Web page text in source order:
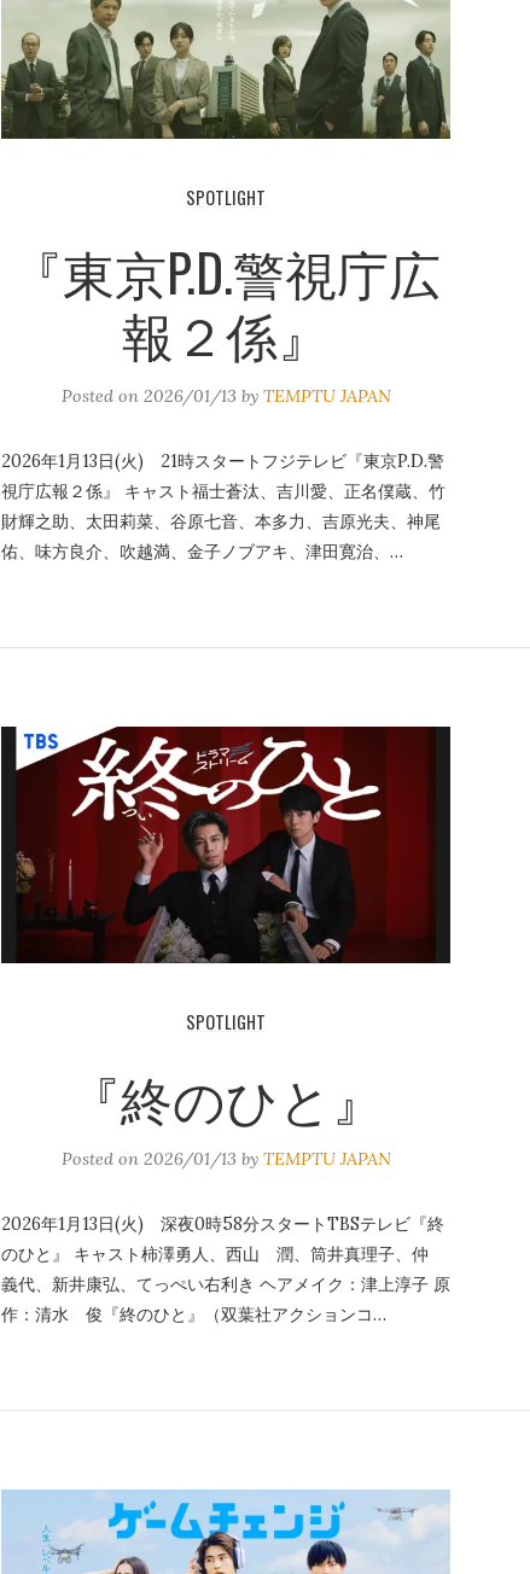
SPOTLIGHT
『東京P.D.警視庁広
報２係』
Posted on 2026/01/13 by TEMPTU JAPAN
2026年1月13日(火) 21時スタートフジテレビ『東京P.D.警
視庁広報２係』 キャスト福士蒼汰、吉川愛、正名僕蔵、竹
財輝之助、太田莉菜、谷原七音、本多力、吉原光夫、神尾
佑、味方良介、吹越満、金子ノブアキ、津田寛治、…
SPOTLIGHT
『終のひと』
Posted on 2026/01/13 by TEMPTU JAPAN
2026年1月13日(火) 深夜0時58分スタートTBSテレビ『終
のひと』 キャスト柿澤勇人、西山 潤、筒井真理子、仲
義代、新井康弘、てっぺい右利き ヘアメイク：津上淳子 原
作：清水 俊『終のひと』（双葉社アクションコ…